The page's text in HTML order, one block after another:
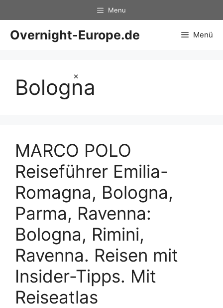
×
Inhalt
springen
Menu
Overnight-Europe.de Menü
Bologna
MARCO POLO
Reiseführer Emilia-
Romagna, Bologna,
Parma, Ravenna:
Bologna, Rimini,
Ravenna. Reisen mit
Insider-Tipps. Mit
Reiseatlas